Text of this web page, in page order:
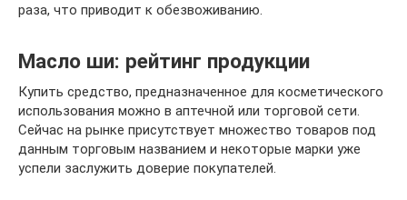
раза, что приводит к обезвоживанию.
Масло ши: рейтинг продукции
Купить средство, предназначенное для косметического
использования можно в аптечной или торговой сети.
Сейчас на рынке присутствует множество товаров под
данным торговым названием и некоторые марки уже
успели заслужить доверие покупателей.